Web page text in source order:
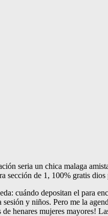
seria un chica malaga
sección de 1, 100% gratis
cuándo depositan el para
y niños. Pero me la
henares mujeres mayores!